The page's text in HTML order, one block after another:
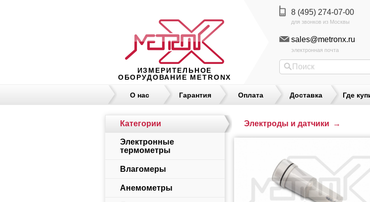
ИЗМЕРИТЕЛЬНОЕ
ОБОРУДОВАНИЕ METRONX
8 (495) 274-07-00
sales@metronx.ru
электронная почта
О нас Гарантия Оплата Доставка Где
Категории
Электронные
термометры
Влагомеры
Анемометры
Электроды и датчики →